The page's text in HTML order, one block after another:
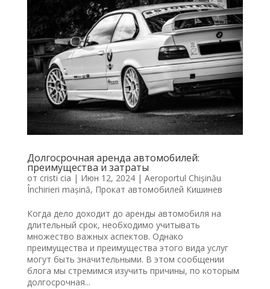
Долгосрочная аренда автомобилей:
преимущества и затраты
от cristi cia | Июн 12, 2024| Aeroportul Chișinău
Închirieri mașină, Прокат автомобилей Кишинев
Когда дело доходит до аренды автомобиля на
длительный срок, необходимо учитывать
множество важных аспектов. Однако
преимущества и преимущества этого вида услуг
могут быть значительными. В этом сообщении
блога мы стремимся изучить причины, по которым
долгосрочная...